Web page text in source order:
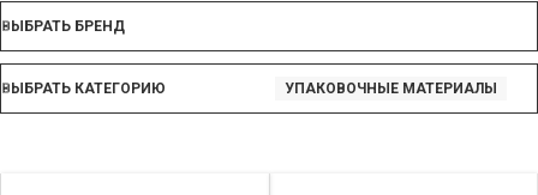
ВЫБРАТЬ БРЕНД
ВЫБРАТЬ КАТЕГОРИЮ УПАКОВОЧНЫЕ МАТЕРИАЛЫ